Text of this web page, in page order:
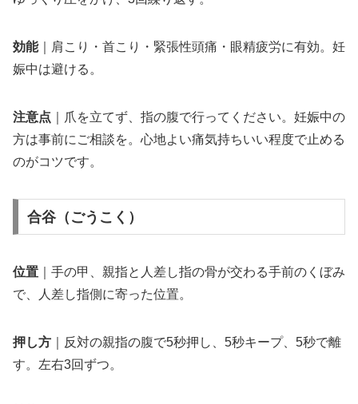
効能｜肩こり・首こり・緊張性頭痛・眼精疲労に有効。妊
娠中は避ける。
注意点 ｜爪を立てず、指の腹で行ってください。妊娠中の
方は事前にご相談を。心地よい痛気持ちいい程度で止める
のがコツです。
合谷（ごうこく）
位置 ｜手の甲、親指と人差し指の骨が交わる手前のくぼみ
で、人差し指側に寄った位置。
押し方 ｜反対の親指の腹で5秒押し、5秒キープ、5秒で離
す。左右3回ずつ。